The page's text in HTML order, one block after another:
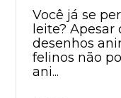
Você já se
leite? Apesar
desenhos
felinos não
ani...